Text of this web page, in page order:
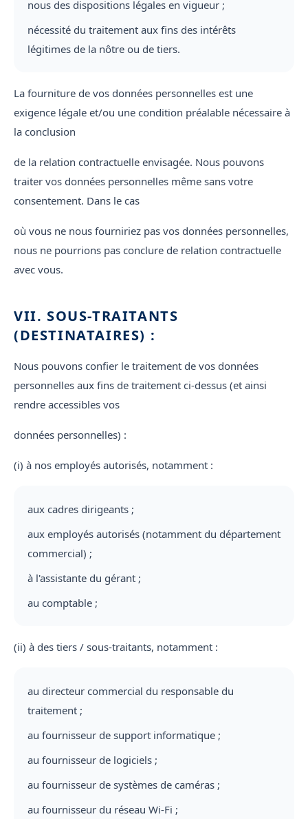
nous des dispositions légales en vigueur ;
nécessité du traitement aux fins des intérêts
légitimes de la nôtre ou de tiers.
La fourniture de vos données personnelles est une
exigence légale et/ou une condition préalable nécessaire à
la conclusion
de la relation contractuelle envisagée. Nous pouvons
traiter vos données personnelles même sans votre
consentement. Dans le cas
où vous ne nous fourniriez pas vos données personnelles,
nous ne pourrions pas conclure de relation contractuelle
avec vous.
VII. SOUS-TRAITANTS
(DESTINATAIRES) :
Nous pouvons confier le traitement de vos données
personnelles aux fins de traitement ci-dessus (et ainsi
rendre accessibles vos
données personnelles) :
(i) à nos employés autorisés, notamment :
aux cadres dirigeants ;
aux employés autorisés (notamment du département
commercial) ;
à l'assistante du gérant ;
au comptable ;
(ii) à des tiers / sous-traitants, notamment :
au directeur commercial du responsable du
traitement ;
au fournisseur de support informatique ;
au fournisseur de logiciels ;
au fournisseur de systèmes de caméras ;
au fournisseur du réseau Wi-Fi ;